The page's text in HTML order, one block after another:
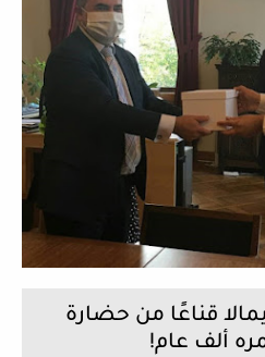
قناعًا من حضارة
ألف عام!